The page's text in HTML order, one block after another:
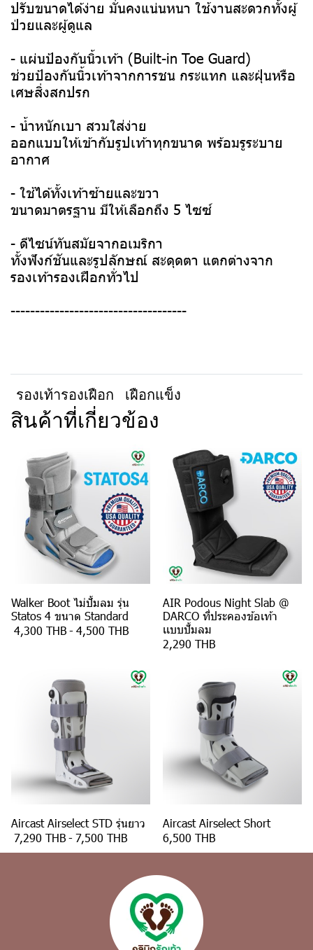
ปรับขนาดได้ง่าย มั่นคงแน่นหนา ใช้งานสะดวกทั้งผู้
ป่วยและผู้ดูแล
- แผ่นป้องกันนิ้วเท้า (Built-in Toe Guard)
ช่วยป้องกันนิ้วเท้าจากการชน กระแทก และฝุ่นหรือ
เศษสิ่งสกปรก
- น้ำหนักเบา สวมใส่ง่าย
ออกแบบให้เข้ากับรูปเท้าทุกขนาด พร้อมรูระบาย
อากาศ
- ใช้ได้ทั้งเท้าซ้ายและขวา
ขนาดมาตรฐาน มีให้เลือกถึง 5 ไซซ์
- ดีไซน์ทันสมัยจากอเมริกา
ทั้งฟังก์ชันและรูปลักษณ์ สะดุดตา แตกต่างจาก
รองเท้ารองเฝือกทั่วไป
------------------------------------
รองเท้ารองเฝือก เฝือกแข็ง
สินค้าที่เกี่ยวข้อง
Walker Boot ไม่ปั้มลม รุ่น
Statos 4 ขนาด Standard
4,300 THB-4,500 THB
AIR Podous Night Slab @
DARCO ที่ประคองข้อเท้า
เเบบปั้มลม
2,290 THB
Aircast Airselect STD รุ่นยาว
7,290 THB-7,500 THB
Aircast Airselect Short
6,500 THB